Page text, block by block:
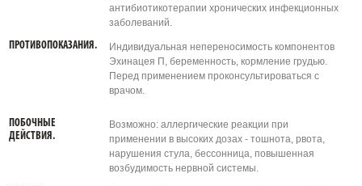
антибиотикотерапии хронических инфекционных
заболеваний.
ПРОТИВОПОКАЗАНИЯ.
Индивидуальная непереносимость компонентов
Эхинацея П, беременность, кормление грудью.
Перед применением проконсультироваться с
врачом.
ПОБОЧНЫЕ
ДЕЙСТВИЯ.
Возможно: аллергические реакции при
применении в высоких дозах - тошнота, рвота,
нарушения стула, бессонница, повышенная
возбудимость нервной системы.